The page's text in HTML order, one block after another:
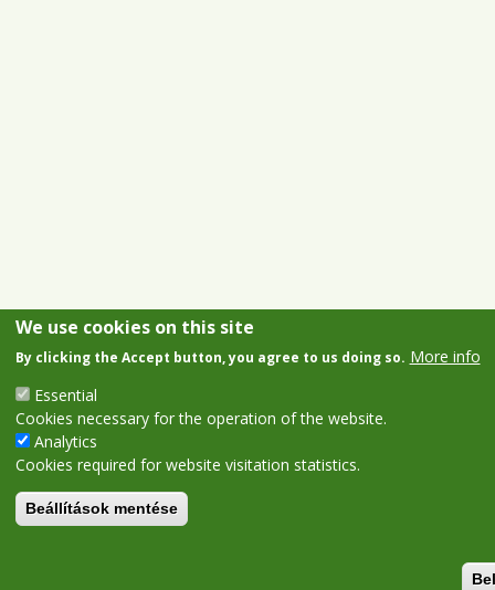
We use cookies on this site
By clicking the Accept button, you agree to us doing so. More info
Essential
Cookies necessary for the operation of the website.
Analytics
Cookies required for website visitation statistics.
Beállítások mentése